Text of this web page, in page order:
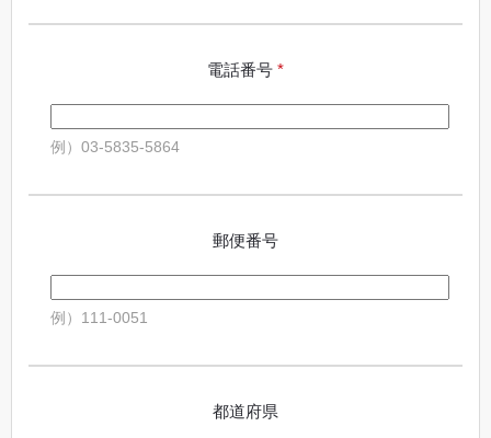
電話番号 *
例）03-5835-5864
郵便番号
例）111-0051
都道府県